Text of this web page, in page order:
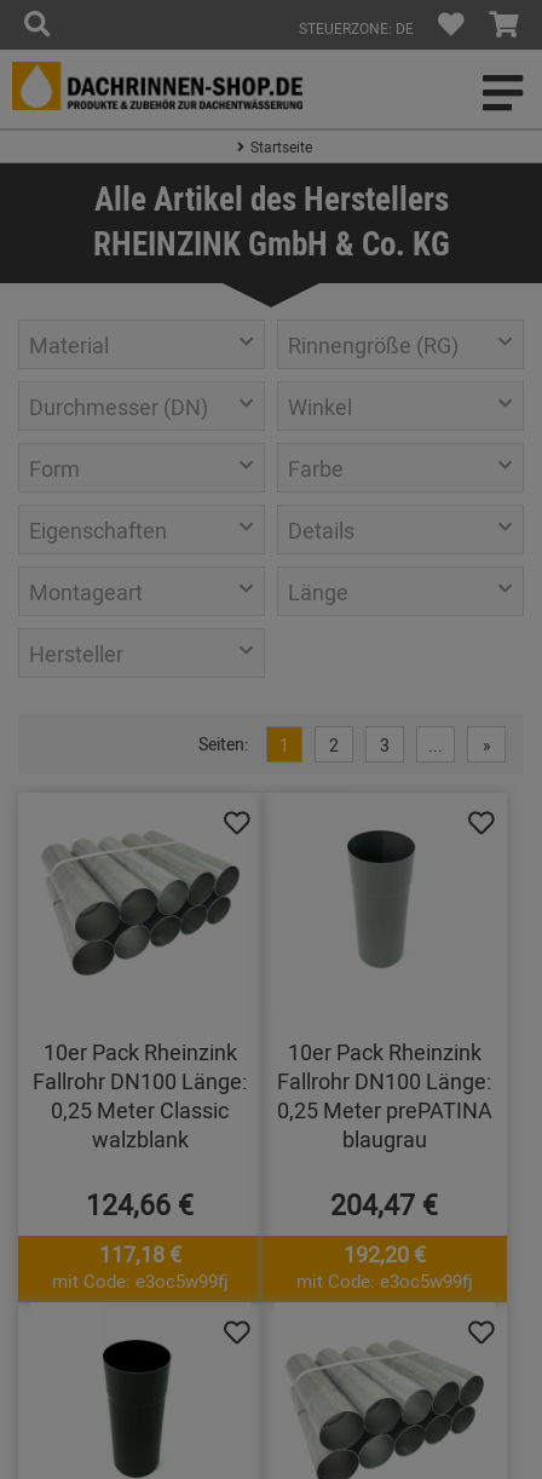
STEUERZONE: DE
Startseite
Alle Artikel des Herstellers
RHEINZINK GmbH & Co. KG
Material Rinnengröße (RG)
Durchmesser (DN) Winkel
Form Farbe
Eigenschaften Details
Montageart Länge
Hersteller
Seiten: 1 2 3 ... »
10er Pack Rheinzink
Fallrohr DN100 Länge:
0,25 Meter Classic
walzblank
124,66 €
117,18 €
mit Code: e3oc5w99fj
10er Pack Rheinzink
Fallrohr DN100 Länge:
0,25 Meter prePATINA
blaugrau
204,47 €
192,20 €
mit Code: e3oc5w99fj